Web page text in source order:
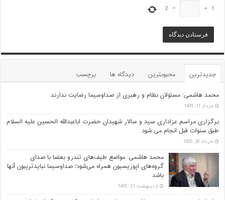
1
+
=
2
جدیدترین محبوبترین دیدگاه ها برچسب
محمد هاشمی: مسئولان نظام و رهبری از صداوسیما رضایت ندارند
مرداد 11, 1405
برگزاری مراسم عزاداری سید و سالار شهیدان حضرت اباعبدالله الحسین علیه السلام
طبق سنوات قبل انجام می شود
خرداد 30, 1405
محمد هاشمی: مواضع طیف‌های تندرو بعضا با صدای
گروه‌های اپوزیسیون همراه می‌شود/ صداوسیما نبایدتریبون آنها
باشد
اردیبهشت 21, 1405